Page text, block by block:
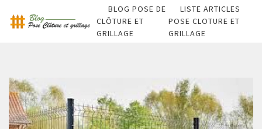
BLOG POSE DE
CLÔTURE ET
GRILLAGE
LISTE ARTICLES
POSE CLOTURE ET
GRILLAGE